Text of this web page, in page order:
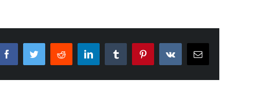
FacebookTwitterReddit LinkedInTumblrPinterest
Vk Email